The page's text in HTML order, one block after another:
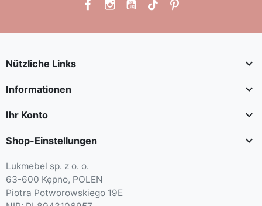
Nützliche Links 
Informationen 
Ihr Konto 
Shop-Einstellungen 
Lukmebel sp. z o. o.
63-600 Kępno, POLEN
Piotra Potworowskiego 19E